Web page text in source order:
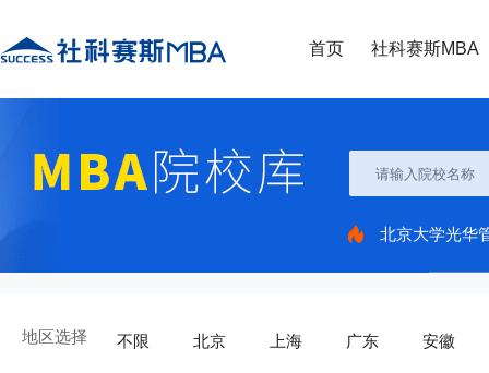
首页 社科赛斯MBA
北京大学光华
地区选择 不限 北京 上海 广东 安徽